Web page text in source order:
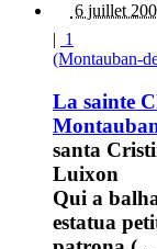
6 juillet
| 1
(Montauban-
La sainte
santa
Luixon
Qui a
estatua